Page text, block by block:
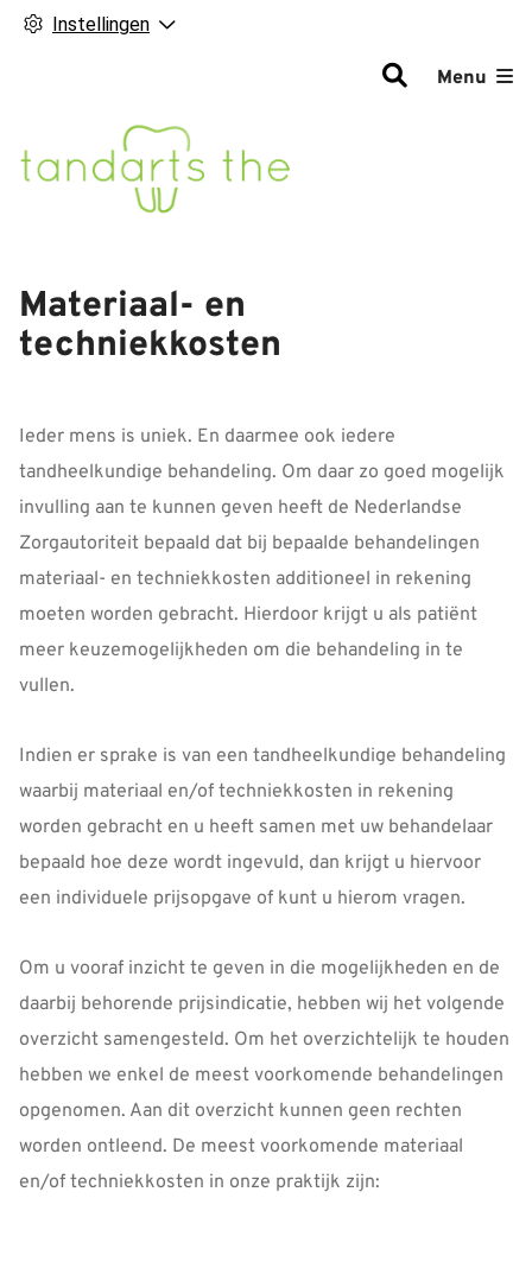
Instellingen
Menu
Materiaal- en
techniekkosten
Ieder mens is uniek. En daarmee ook iedere
tandheelkundige behandeling. Om daar zo goed mogelijk
invulling aan te kunnen geven heeft de Nederlandse
Zorgautoriteit bepaald dat bij bepaalde behandelingen
materiaal- en techniekkosten additioneel in rekening
moeten worden gebracht. Hierdoor krijgt u als patiënt
meer keuzemogelijkheden om die behandeling in te
vullen.
Indien er sprake is van een tandheelkundige behandeling
waarbij materiaal en/of techniekkosten in rekening
worden gebracht en u heeft samen met uw behandelaar
bepaald hoe deze wordt ingevuld, dan krijgt u hiervoor
een individuele prijsopgave of kunt u hierom vragen.
Om u vooraf inzicht te geven in die mogelijkheden en de
daarbij behorende prijsindicatie, hebben wij het volgende
overzicht samengesteld. Om het overzichtelijk te houden
hebben we enkel de meest voorkomende behandelingen
opgenomen. Aan dit overzicht kunnen geen rechten
worden ontleend. De meest voorkomende materiaal
en/of techniekkosten in onze praktijk zijn: